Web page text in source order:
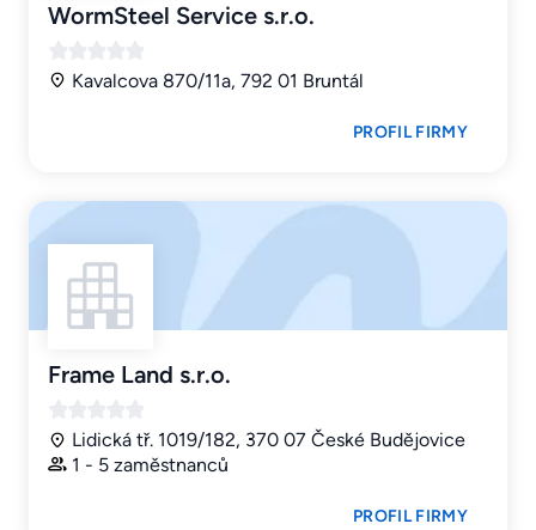
WormSteel Service s.r.o.
Kavalcova 870/11a, 792 01 Bruntál
PROFIL FIRMY
Frame Land s.r.o.
Lidická tř. 1019/182, 370 07 České Budějovice
1 - 5 zaměstnanců
PROFIL FIRMY